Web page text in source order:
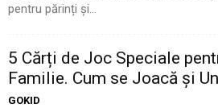
pentru părinți și...
5 Cărți de Joc Speciale
Familie. Cum se Joacă și
GOKID